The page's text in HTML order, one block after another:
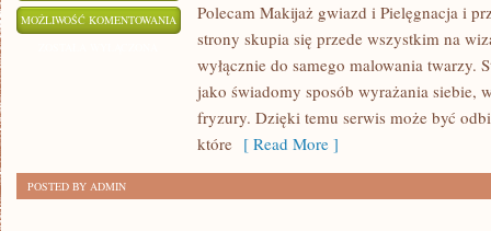
MOŻLIWOŚĆ KOMENTOWANIA STYLIZACJA
FRYZUR
Polecam Makijaż gwiazd i Pielęgnacja i
strony skupia się przede wszystkim na
wyłącznie do samego malowania twarzy.
jako świadomy sposób wyrażania siebie,
fryzury. Dzięki temu serwis może być
które [ Read More ]
POSTED BY ADMIN